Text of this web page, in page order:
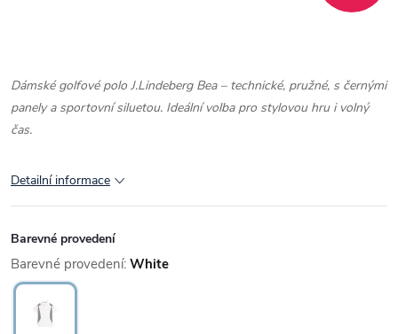
Dámské golfové polo J.Lindeberg Bea – technické, pružné, s černými
panely a sportovní siluetou. Ideální volba pro stylovou hru i volný
čas.
Detailní informace
Barevné provedení
Barevné provedení: White